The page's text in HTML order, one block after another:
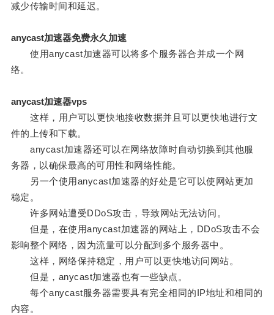
减少传输时间和延迟。
anycast加速器免费永久加速
使用anycast加速器可以将多个服务器合并成一个网
络。
anycast加速器vps
这样，用户可以更快地接收数据并且可以更快地进行文
件的上传和下载。
anycast加速器还可以在网络故障时自动切换到其他服
务器，以确保最高的可用性和网络性能。
另一个使用anycast加速器的好处是它可以使网站更加
稳定。
许多网站遭受DDoS攻击，导致网站无法访问。
但是，在使用anycast加速器的网站上，DDoS攻击不会
影响整个网络，因为流量可以分配到多个服务器中。
这样，网络保持稳定，用户可以更快地访问网站。
但是，anycast加速器也有一些缺点。
每个anycast服务器需要具有完全相同的IP地址和相同的
内容。